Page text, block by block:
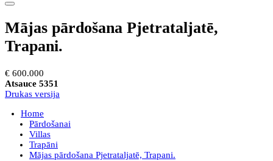
Mājas pārdošana Pjetrataljatē,
Trapani.
€ 600.000
Atsauce 5351
Drukas versija
Home
Pārdošanai
Villas
Trapāni
Mājas pārdošana Pjetrataljatē, Trapani.